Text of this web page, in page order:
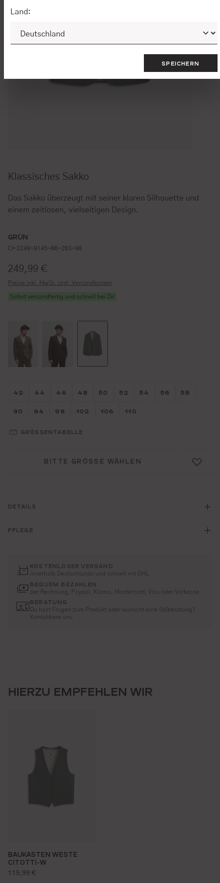
Klassisches Sakko
Das Sakko überzeugt mit seiner klaren Silhouette und
einem zeitlosen, vielseitigen Design.
GRÜN
CI-2249-9145-86-263-98
Regulärer Preis:
249,99 €
Preise inkl. MwSt. zzgl. Versandkosten
Sofort versandfertig und schnell bei Dir
Größe wählen
42 Größe wählen
44 Größe wählen
46 Größe wählen
48 Größe wählen
50 Größe wählen
52 Größe wählen
54 Größe
56 Größe
58
Größe wählen
90 Größe wählen
94 Größe wählen
98 Größe wählen
102 Größe wählen
106 Größe wählen
110
GRÖSSENTABELLE
BITTE GRÖSSE WÄHLEN
DETAILS
PFLEGE
KOSTENLOSER VERSAND
innerhalb Deutschlands und schnell mit DHL
BEQUEM BEZAHLEN
per Rechnung, Paypal, Klarna, Mastercard, Visa oder Vorkasse
BERATUNG
Du hast Fragen zum Produkt oder wünscht eine Stilberatung?
Kontaktiere uns
HIERZU EMPFEHLEN WIR
BAUKASTEN WESTE
CITOTTI-W
regulärer preis:
119,99 €
Land:
SPEICHERN